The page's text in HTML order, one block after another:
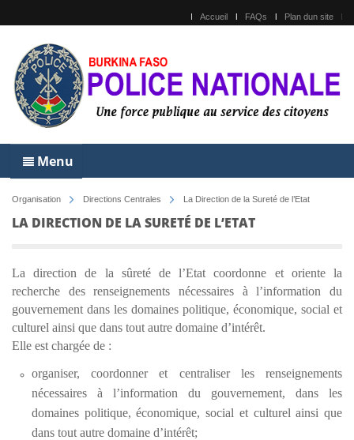
Accueil FAQs Plan dun site
Menu
Organisation Directions Centrales La Direction de la Sureté de l’Etat
LA DIRECTION DE LA SURETÉ DE L’ETAT
La direction de la sûreté de l’Etat coordonne et oriente la
recherche des renseignements nécessaires à l’information du
gouvernement dans les domaines politique, économique, social et
culturel ainsi que dans tout autre domaine d’intérêt.
Elle est chargée de :
organiser, coordonner et centraliser les renseignements
nécessaires à l’information du gouvernement, dans les
domaines politique, économique, social et culturel ainsi que
dans tout autre domaine d’intérêt;